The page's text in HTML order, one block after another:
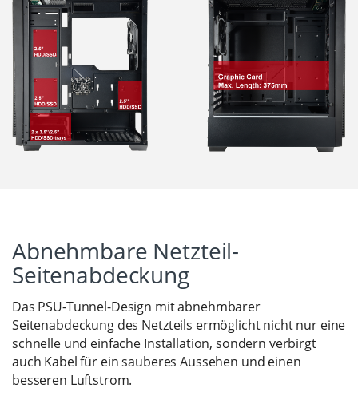
Abnehmbare Netzteil-
Seitenabdeckung
Das PSU-Tunnel-Design mit abnehmbarer
Seitenabdeckung des Netzteils ermöglicht nicht nur eine
schnelle und einfache Installation, sondern verbirgt
auch Kabel für ein sauberes Aussehen und einen
besseren Luftstrom.